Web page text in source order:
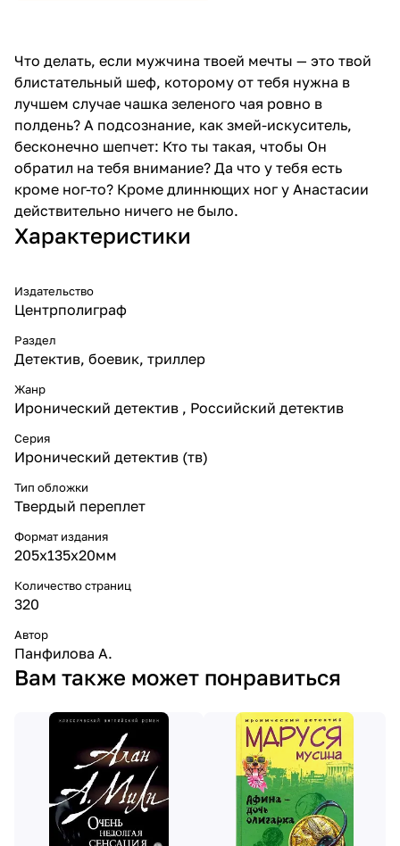
Что делать, если мужчина твоей мечты — это твой
блистательный шеф, которому от тебя нужна в
лучшем случае чашка зеленого чая ровно в
полдень? А подсознание, как змей-искуситель,
бесконечно шепчет: Кто ты такая, чтобы Он
обратил на тебя внимание? Да что у тебя есть
кроме ног-то? Кроме длиннющих ног у Анастасии
действительно ничего не было.
Характеристики
Издательство
Центрполиграф
Раздел
Детектив, боевик, триллер
Жанр
Иронический детектив , Российский детектив
Серия
Иронический детектив (тв)
Тип обложки
Твердый переплет
Формат издания
205x135x20мм
Количество страниц
320
Автор
Панфилова А.
Вам также может понравиться